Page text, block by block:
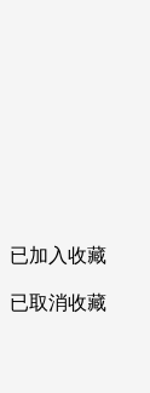
已加入收藏
已取消收藏